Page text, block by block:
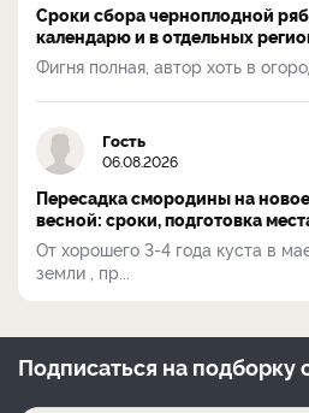
Сроки сбора черноплодной
календарю и в отдельных
Фигня полная, автор хоть в
Гость
06.08.2026
Пересадка смородины на
весной: сроки, подготовка
От хорошего 3-4 года куста в
земли , пр...
Подписаться на подборку